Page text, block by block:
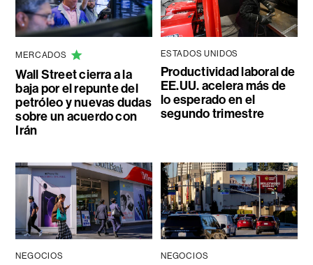
MERCADOS
Wall Street cierra a la
baja por el repunte del
petróleo y nuevas dudas
sobre un acuerdo con
Irán
ESTADOS UNIDOS
Productividad laboral de
EE.UU. acelera más de
lo esperado en el
segundo trimestre
NEGOCIOS NEGOCIOS